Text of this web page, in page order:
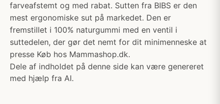
farveafstemt og med rabat. Sutten fra BIBS er den
mest ergonomiske sut på markedet. Den er
fremstillet i 100% naturgummi med en ventil i
suttedelen, der gør det nemt for dit minimenneske at
presse Køb hos Mammashop.dk.
Dele af indholdet på denne side kan være genereret
med hjælp fra AI.